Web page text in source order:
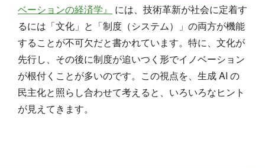
ベーションの経済学』
には、技術革新が社会に定着す
るには「文化」と「制度（システム）」の両方が機能
することが不可欠だと書かれています。特に、文化が
先行し、その後に制度が追いつく形でイノベーション
が根付くことが多いのです。この視点を、生成 AI の
民主化と照らし合わせて考えると、いろいろなヒント
が見えてきます。